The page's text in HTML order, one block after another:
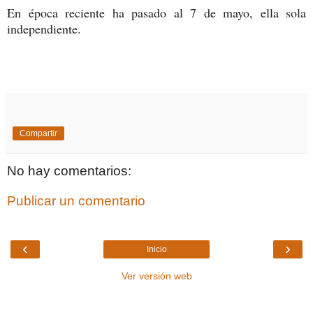
En época reciente ha pasado al 7 de mayo, ella sola
independiente.
Compartir
No hay comentarios:
Publicar un comentario
‹ ›
Inicio
Ver versión web